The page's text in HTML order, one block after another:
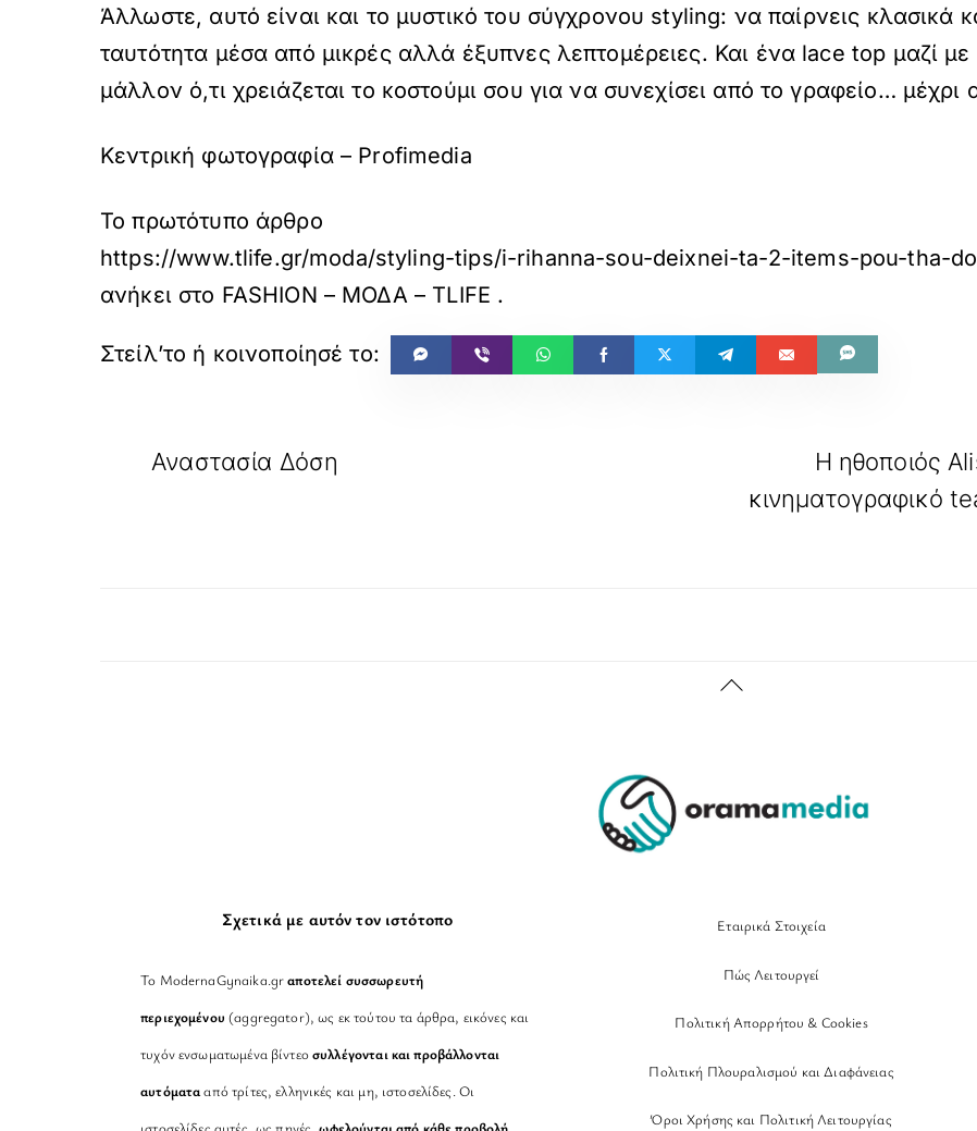
Άλλωστε, αυτό είναι και το μυστικό του σύγχρονου styling: να παίρνεις κλασικά
ταυτότητα μέσα από μικρές αλλά έξυπνες λεπτομέρειες. Και ένα lace top μαζί
μάλλον ό,τι χρειάζεται το κοστούμι σου για να συνεχίσει από το γραφείο…
Kεντρική φωτογραφία – Profimedia
Το πρωτότυπο άρθρο
https://www.tlife.gr/moda/styling-tips/i-rihanna-sou-deixnei-ta-2-items-pou-tha-
ανήκει στο FASHION – ΜΟΔΑ – TLIFE .
Αναστασία Δόση
Η ηθοποιός
κινηματογραφικό
Back
Σχετικά με αυτόν τον ιστότοπο
Το ModernaGynaika.grαποτελεί συσσωρευτή
περιεχομένου (aggregator), ως εκ τούτου τα άρθρα, εικόνες και
τυχόν ενσωματωμένα βίντεοσυλλέγονται και προβάλλονται
αυτόματααπό τρίτες, ελληνικές και μη, ιστοσελίδες. Οι
Εταιρικά Στοιχεία
Πώς Λειτουργεί
Πολιτική Απορρήτου & Cookies
Πολιτική Πλουραλισμού και Διαφάνειας
Όροι Χρήσης και Πολιτική Λειτουργίας